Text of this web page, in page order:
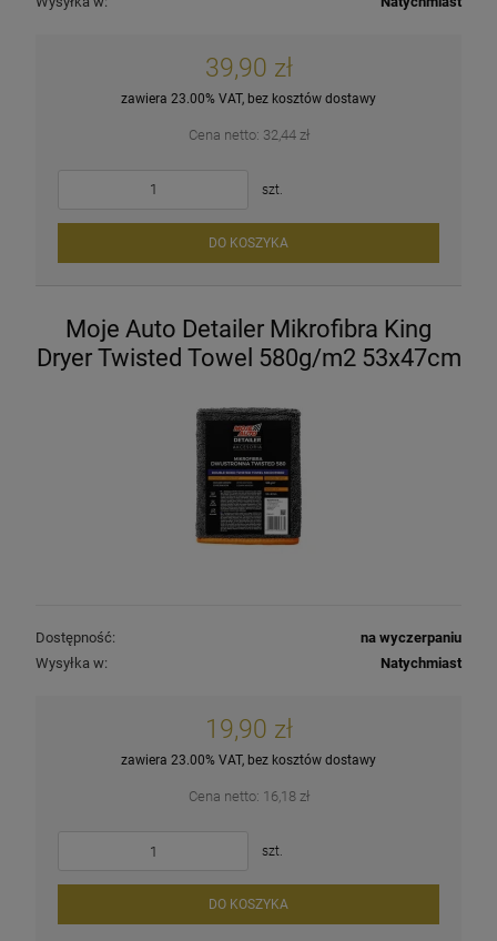
39,90 zł
zawiera 23.00% VAT, bez kosztów dostawy
Cena netto: 32,44 zł
szt.
DO KOSZYKA
Moje Auto Detailer Mikrofibra King
Dryer Twisted Towel 580g/m2 53x47cm
Dostępność:
na wyczerpaniu
Wysyłka w:
Natychmiast
19,90 zł
zawiera 23.00% VAT, bez kosztów dostawy
Cena netto: 16,18 zł
szt.
DO KOSZYKA